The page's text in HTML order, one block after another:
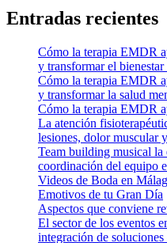
Entradas recientes
Cómo la terapia EMDR
y transformar el
Cómo la terapia EMDR
y transformar la salud
Cómo la terapia EMDR
La atención
lesiones, dolor muscular
Team building musical la
coordinación del equipo
Videos de Boda en
Emotivos de tu Gran Día
Aspectos que conviene
El sector de los eventos
integración de